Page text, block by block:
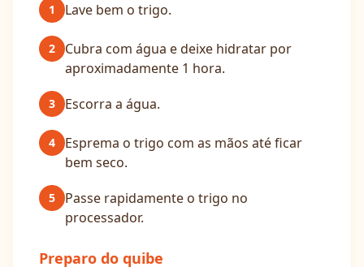
1 Lave bem o trigo.
2
Cubra com água e deixe hidratar por
aproximadamente 1 hora.
3 Escorra a água.
4
Esprema o trigo com as mãos até ficar
bem seco.
5
Passe rapidamente o trigo no
processador.
Preparo do quibe